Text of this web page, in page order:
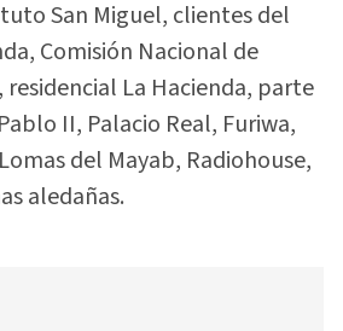
San Miguel, clientes del
Comisión Nacional de
residencial La Hacienda, parte
II, Palacio Real, Furiwa,
del Mayab, Radiohouse,
aledañas.